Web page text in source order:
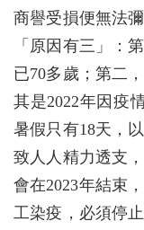
商譽受損便無法
「原因有三」：
已70多歲；第二
其是2022年因疫
暑假只有18天，
致人人精力透支
會在2023年結束
工染疫，必須停